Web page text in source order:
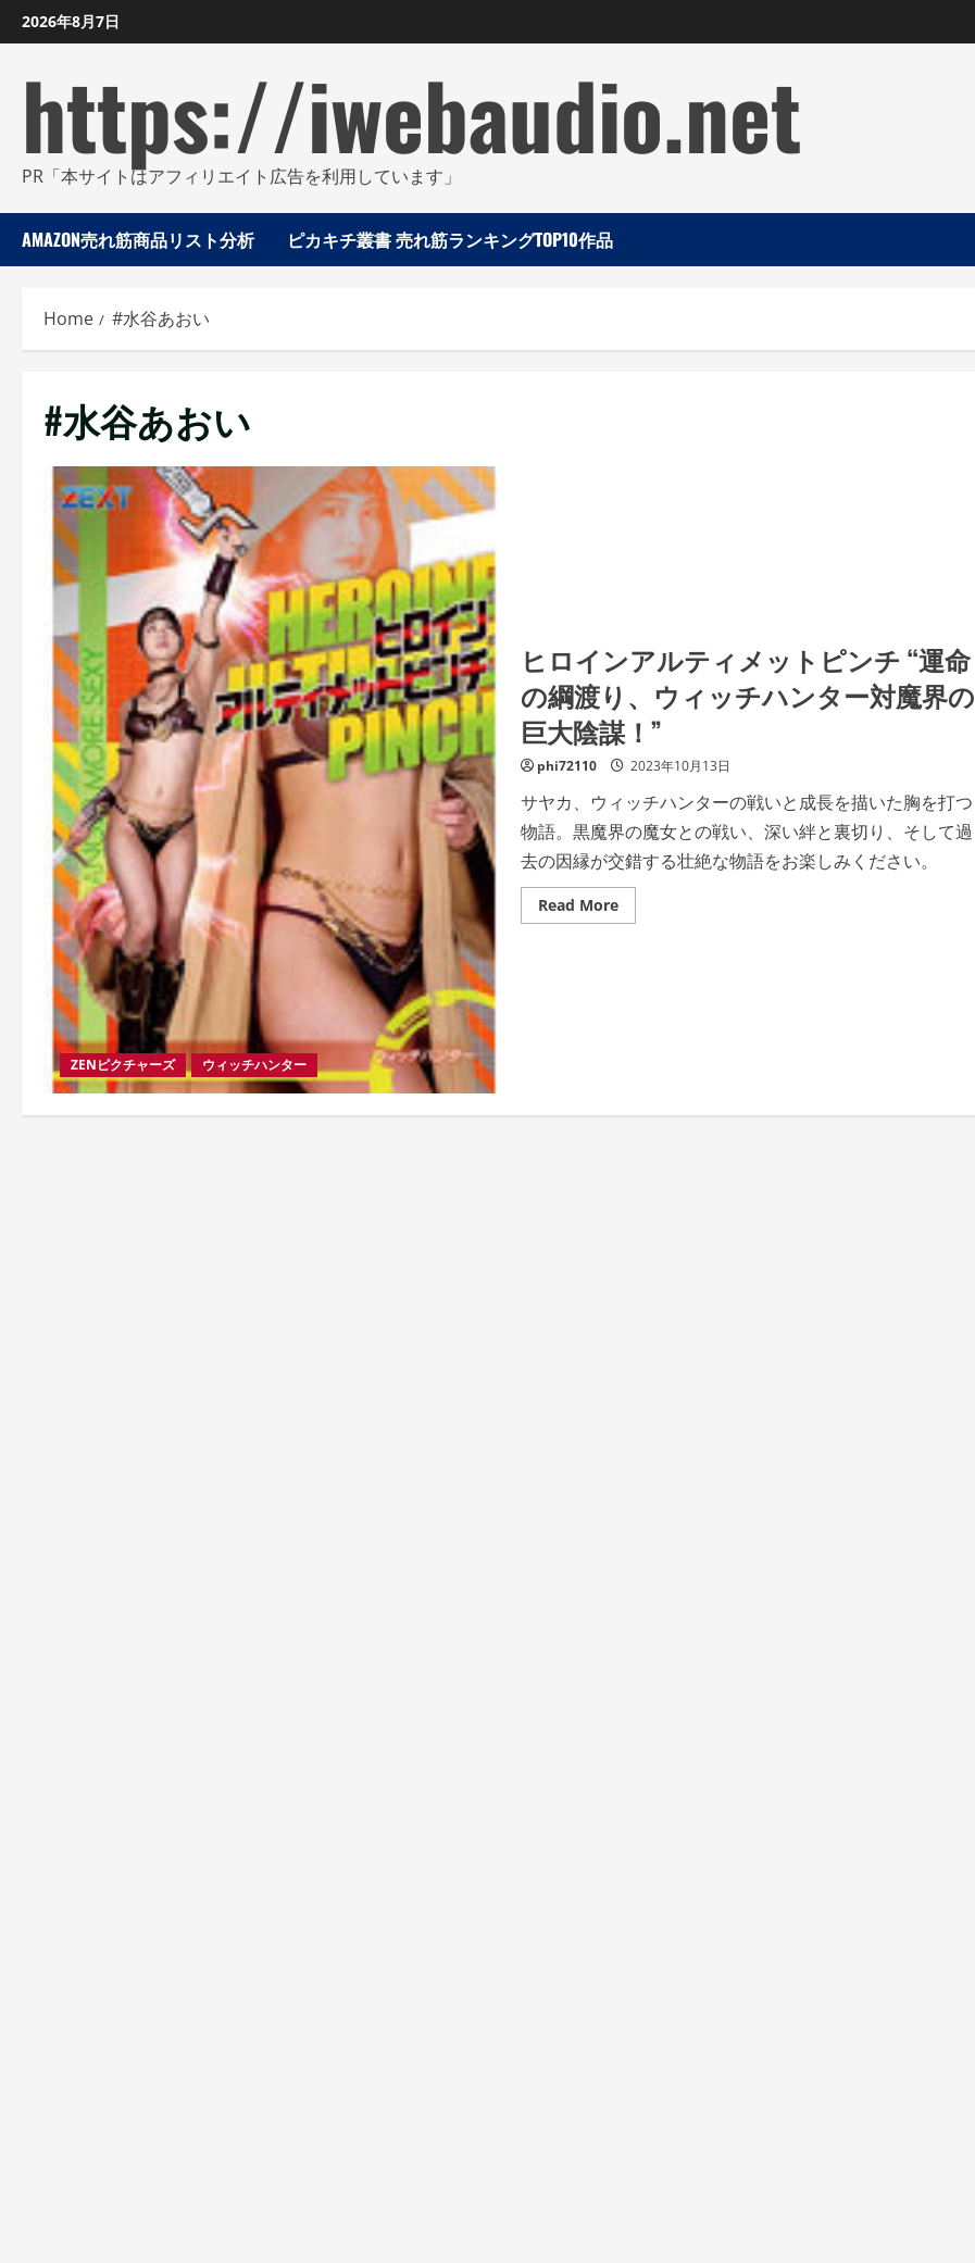
Skip
to
2026年8月7日
https://iwebaudio.net
PR「本サイトはアフィリエイト広告を利用しています」
AMAZON売れ筋商品リスト分析 ピカキチ叢書 売れ筋ランキングTOP10作品
Home #水谷あおい
#水谷あおい
ZENピクチャーズ ウィッチハンター
ヒロインアルティメットピンチ “運命
の綱渡り、ウィッチハンター対魔界の
巨大陰謀！”
phi72110 2023年10月13日
サヤカ、ウィッチハンターの戦いと成長を描いた胸を打つ
物語。黒魔界の魔女との戦い、深い絆と裏切り、そして過
去の因縁が交錯する壮絶な物語をお楽しみください。
Read MoreRead
more
ピ